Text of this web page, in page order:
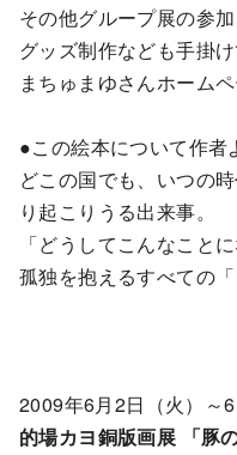
その他グループ展の参
グッズ制作なども手掛け
まちゅまゆさんホーム
●この絵本について作者
どこの国でも、いつの
り起こりうる出来事。
「どうしてこんなこと
孤独を抱えるすべての
2009年6月2日（火）～6
的場カヨ銅版画展 「豚